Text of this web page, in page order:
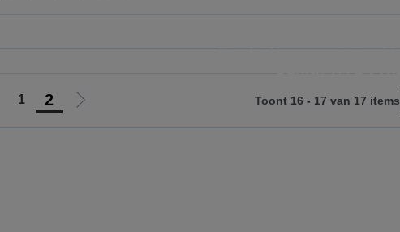
1 2
Ga
Toont 16 - 17 van 17 items